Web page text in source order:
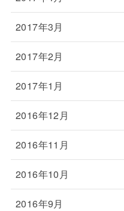
2017年3月
2017年2月
2017年1月
2016年12月
2016年11月
2016年10月
2016年9月